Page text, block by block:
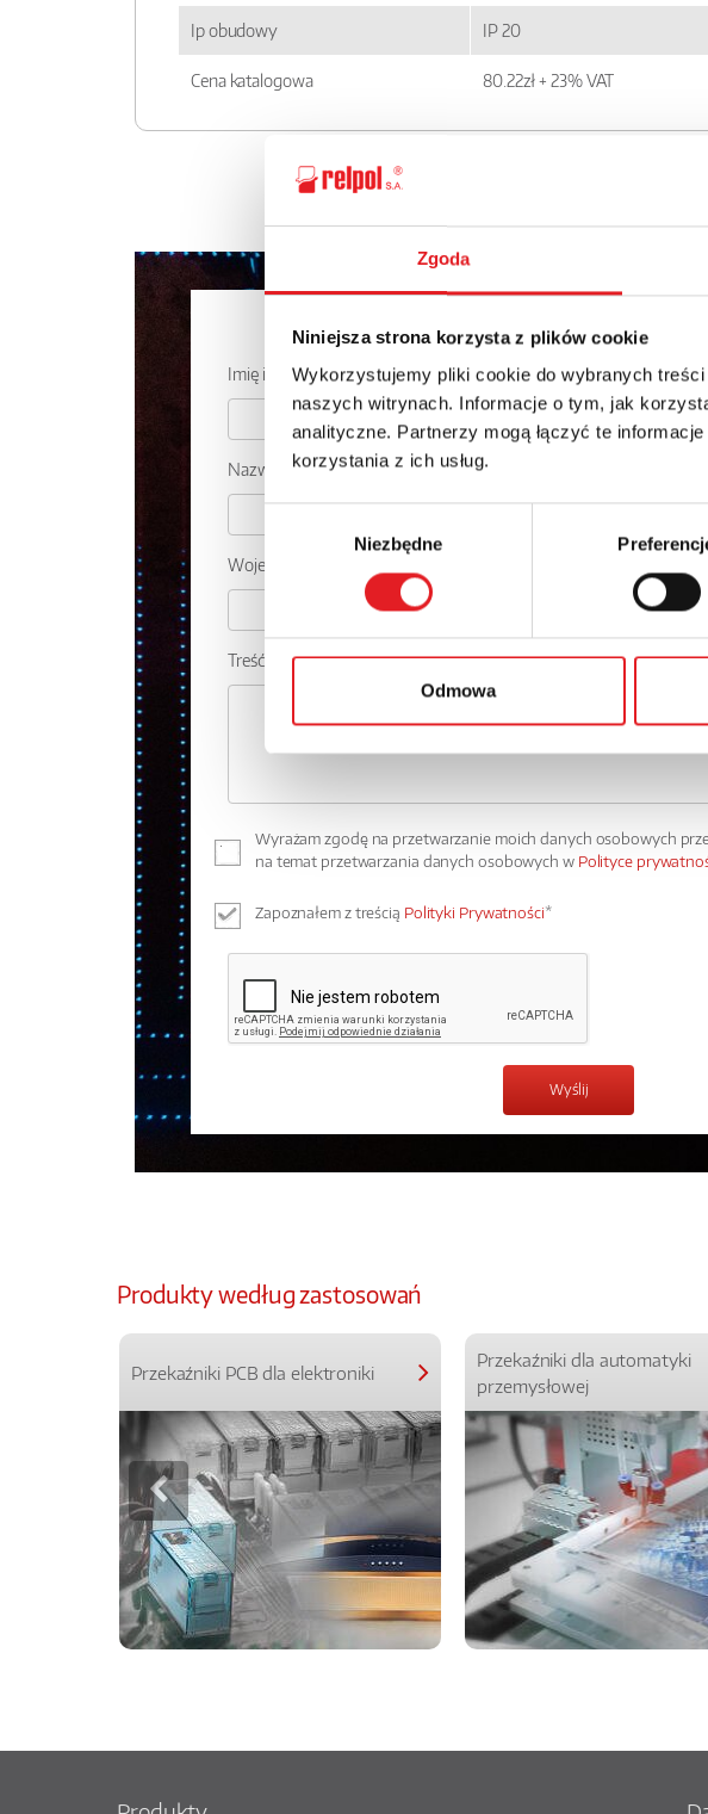
Zgoda
Niniejsza strona korzysta z plików cookie
Wykorzystujemy pliki cookie do wybranych
naszych witrynach. Informacje o tym, jak
analityczne. Partnerzy mogą łączyć te
korzystania z ich usług.
Niezbędne
Odmowa
Ip obudowy IP 20
Cena katalogowa 80.22zł + 23% VAT
Zapytaj o szczegóły oferty
Imię i nazwisko: * Adres e-mail: *
Nazwa firmy:
Województwo:
Treść: *
Wyrażam zgodę na przetwarzanie moich danych osobowych
na temat przetwarzania danych osobowych w Polityce
Zapoznałem z treścią Polityki Prywatności*
Produkty według zastosowań
Przekaźniki PCB dla elektroniki
Przekaźniki dla automatyki
przemysłowej